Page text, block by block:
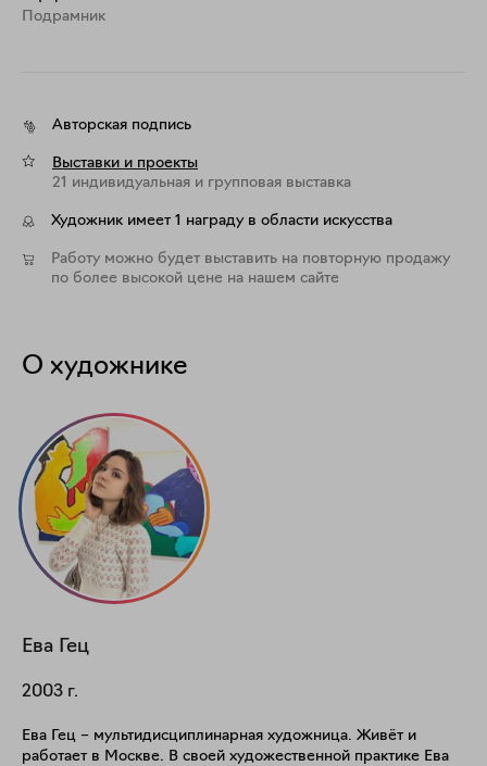
Подрамник
Авторская подпись
Выставки и проекты
21 индивидуальная и групповая выставка
Художник имеет 1 награду в области искусства
Работу можно будет выставить на повторную продажу
по более высокой цене на нашем сайте
О художнике
Ева Гец
2003 г.
Ева Гец – мультидисциплинарная художница. Живёт и
работает в Москве. В своей художественной практике Ева